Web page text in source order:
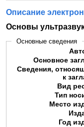
Описание
Основы
Основные сведения
Основное
Сведения,
к
Вид
Тип
Место
Год